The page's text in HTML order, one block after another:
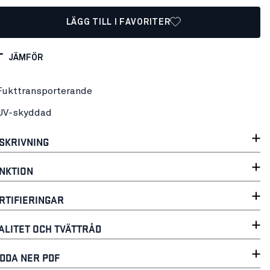
LÄGG TILL I FAVORITER
JÄMFÖR
skyddad
OCH TVÄTTRÅD
NER PDF